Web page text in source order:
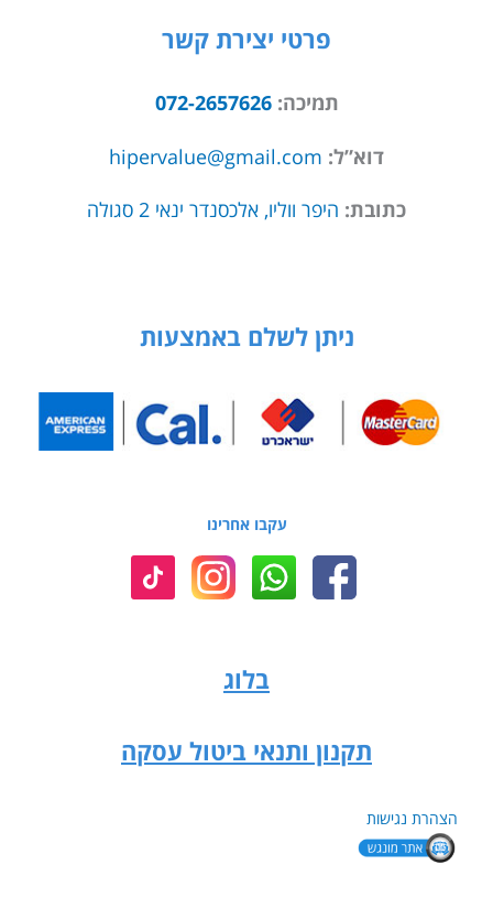
פרטי יצירת קשר
תמיכה:072-2657626
דוא”ל: hipervalue@gmail.com
כתובת: היפר ווליו, אלכסנדר ינאי 2 סגולה
ניתן לשלם באמצעות
עקבו אחרינו
בלוג
תקנון ותנאי ביטול עסקה
הצהרת נגישות